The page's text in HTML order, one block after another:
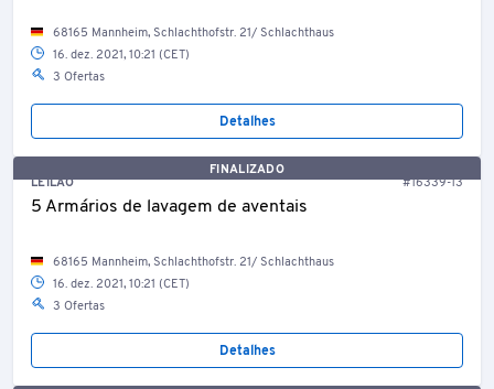
68165 Mannheim, Schlachthofstr. 21/ Schlachthaus
16. dez. 2021, 10:21 (CET)
3 Ofertas
Detalhes
FINALIZADO
LEILÃO
#16339-13
5 Armários de lavagem de aventais
68165 Mannheim, Schlachthofstr. 21/ Schlachthaus
16. dez. 2021, 10:21 (CET)
3 Ofertas
Detalhes